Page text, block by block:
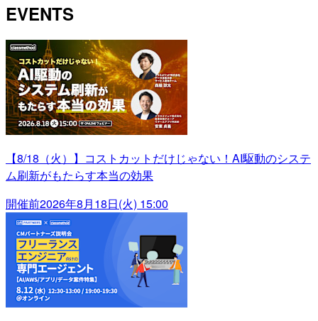
EVENTS
【8/18（火）】コストカットだけじゃない！AI駆動のシステ
ム刷新がもたらす本当の効果
開催前2026年8月18日(火) 15:00